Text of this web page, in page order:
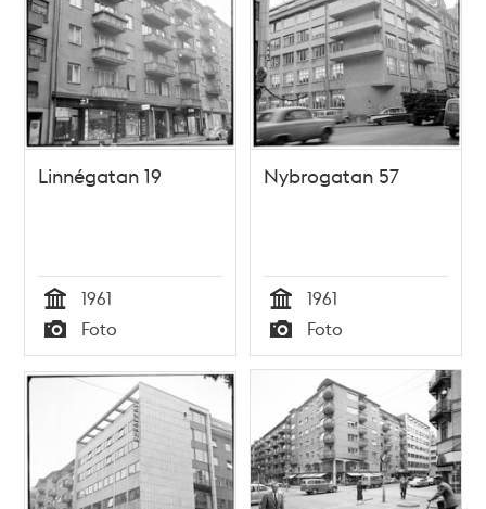
Linnégatan 19
Tid
1961
Typ
Foto
Nybrogatan 57
Tid
1961
Typ
Foto